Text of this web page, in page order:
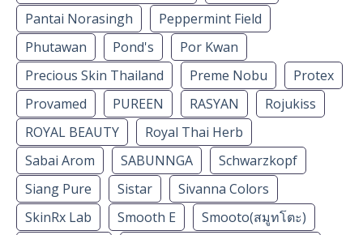
Pantai Norasingh
Peppermint Field
Phutawan
Pond's
Por Kwan
Precious Skin Thailand
Preme Nobu
Protex
Provamed
PUREEN RASYAN
Rojukiss
ROYAL BEAUTY
Royal Thai Herb
Sabai Arom
SABUNNGA
Schwarzkopf
Siang Pure
Sistar
Sivanna Colors
SkinRx Lab
Smooth E
Smooto(สมูทโตะ)